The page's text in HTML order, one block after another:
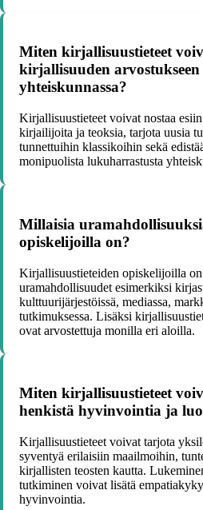
Miten kirjallisuustieteet
kirjallisuuden
yhteiskunnassa?
Kirjallisuustieteet voivat nostaa
kirjailijoita ja teoksia, tarjota uusia
tunnettuihin klassikoihin sekä
monipuolista lukuharrastusta
Millaisia
opiskelijoilla on?
Kirjallisuustieteiden opiskelijoilla
uramahdollisuudet esimerkiksi
kulttuurijärjestöissä, mediassa,
tutkimuksessa. Lisäksi
ovat arvostettuja monilla eri aloilla.
Miten kirjallisuustieteet
henkistä hyvinvointia ja
Kirjallisuustieteet voivat tarjota
syventyä erilaisiin maailmoihin,
kirjallisten teosten kautta.
tutkiminen voivat lisätä
hyvinvointia.